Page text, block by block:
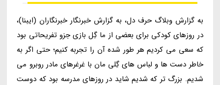
به گزارش وبلاگ حرف دل، به گزارش خبرنگار خبرنگاران (ایبنا)،
در روزهای کودکی برای بعضی از ما گِل بازی جزو تفریحاتی بود
که سعی می کردیم هر طور شده آن را تجربه کنیم؛ حتی اگر به
خاطر دست ها و لباس های گِلی مان با غرغرهای مادر روبرو می
شدیم. بزرگ تر که شدیم شاید در روزهای مدرسه بود که دوست